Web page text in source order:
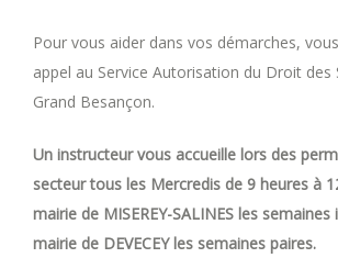
Pour vous aider dans vos démarches,
appel au Service Autorisation du Droit des
Grand Besançon.
Un instructeur vous accueille lors des
secteur tous les Mercredis de 9 heures à
mairie de MISEREY-SALINES les
mairie de DEVECEY les semaines paires.